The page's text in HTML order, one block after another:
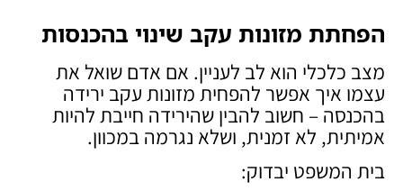
הפחתת מזונות עקב שינוי בהכנסות
מצב כלכלי הוא לב לעניין. אם אדם שואל את
עצמו איך אפשר להפחית מזונות עקב ירידה
בהכנסה – חשוב להבין שהירידה חייבת להיות
אמיתית, לא זמנית, ושלא נגרמה במכוון.
בית המשפט יבדוק: